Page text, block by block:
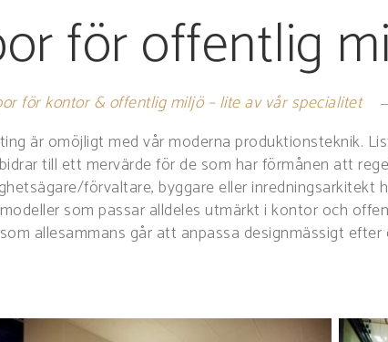
för offentlig
för kontor & offentlig miljö – lite av vår specialitet
är omöjligt med vår moderna produktionsteknik.
till ett mervärde för de som har förmånen att
förvaltare, byggare eller inredningsarkitekt
som passar alldeles utmärkt i kontor och
allesammans går att anpassa designmässigt efter